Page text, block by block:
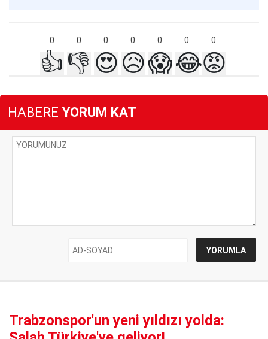
0 0 0 0 0 0 0
👍 👎 😍😥😱😂😡
HABERE YORUM KAT
Trabzonspor'un yeni yıldızı yolda: